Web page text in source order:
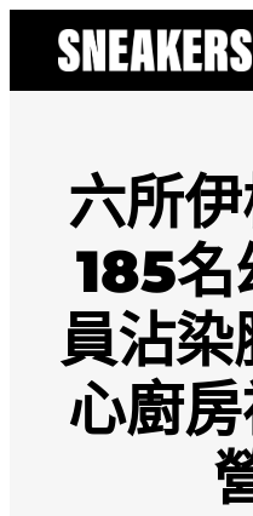
六所
185名
員沾染
心廚